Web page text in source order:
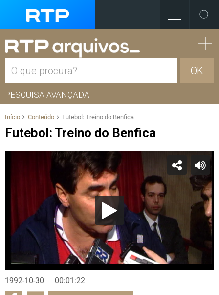
OK
PESQUISA AVANÇADA
Início Conteúdo Futebol: Treino do Benfica
Futebol: Treino do Benfica
1992-10-30 00:01:22